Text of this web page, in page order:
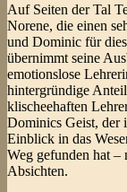
Auf Seiten der Tal
Norene, die einen
und Dominic für
übernimmt seine
emotionslose
hintergründige
klischeehaften
Dominics Geist, der
Einblick in das
Weg gefunden hat –
Absichten.